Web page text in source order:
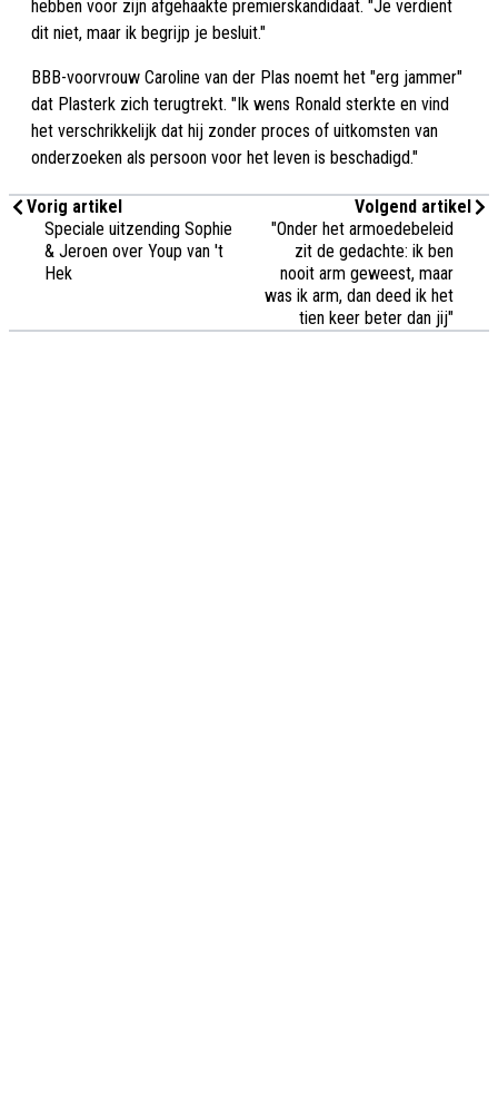
hebben voor zijn afgehaakte premierskandidaat. "Je verdient
dit niet, maar ik begrijp je besluit."
BBB-voorvrouw Caroline van der Plas noemt het "erg jammer"
dat Plasterk zich terugtrekt. "Ik wens Ronald sterkte en vind
het verschrikkelijk dat hij zonder proces of uitkomsten van
onderzoeken als persoon voor het leven is beschadigd."
Vorig artikel
Speciale uitzending Sophie
& Jeroen over Youp van 't
Hek
Volgend artikel
"Onder het armoedebeleid
zit de gedachte: ik ben
nooit arm geweest, maar
was ik arm, dan deed ik het
tien keer beter dan jij"